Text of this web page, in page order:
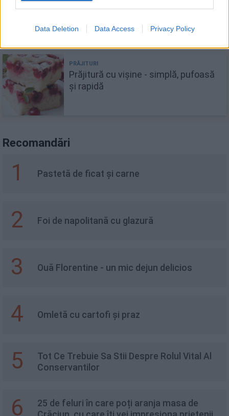
Data Deletion Data Access Privacy Policy
Prăjitura zi și noapte de post -
Prăjitură cu vișine - simplă, pufoasă
și rapidă
Recomandări
1 Pastetă de ficat și carne
2 Foi de napolitană cu glazură
3 Ouă Florentine - un mic dejun delicios
4 Omletă cu cartofi și praz
5
Tot Ce Trebuie Sa Stii Despre Rolul Vital Al
Conservantilor
6
25 de feluri în care poți aranja masa de